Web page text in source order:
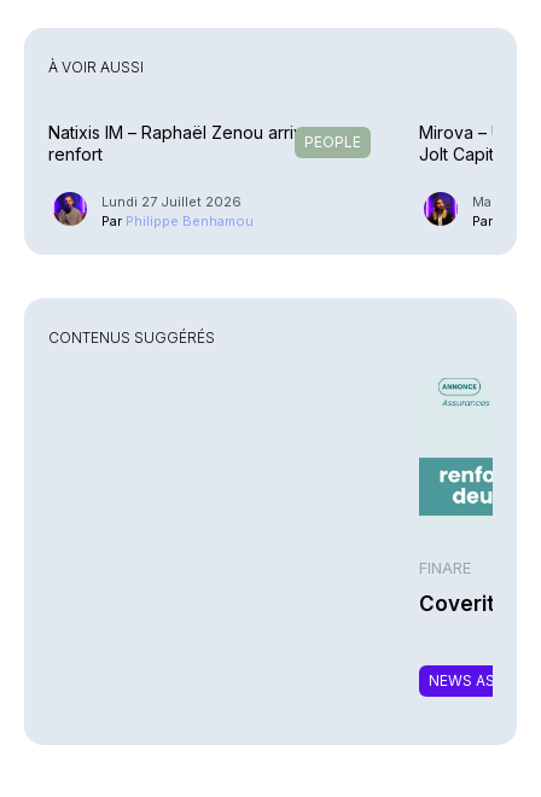
À VOIR AUSSI
PEOPLE
Natixis IM – Raphaël Zenou arrive en
renfort
Lundi 27 Juillet 2026
Par Philippe Benhamou
Mirova – Une
Jolt Capital
Mardi 21
Par
CONTENUS SUGGÉRÉS
FINARE
Coverity
NEWS